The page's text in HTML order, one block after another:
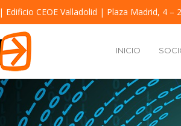
| Edificio CEOE Valladolid | Plaza Madrid, 4 –
INICIO